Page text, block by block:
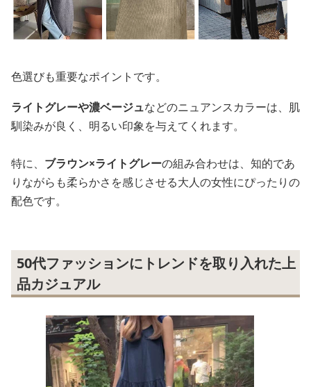
色選びも重要なポイントです。
ライトグレーや濃ベージュなどのニュアンスカラーは、肌
馴染みが良く、明るい印象を与えてくれます。
特に、 ブラウン×ライトグレーの組み合わせは、知的であ
りながらも柔らかさを感じさせる大人の女性にぴったりの
配色です。
50代ファッションにトレンドを取り入れた上
品カジュアル